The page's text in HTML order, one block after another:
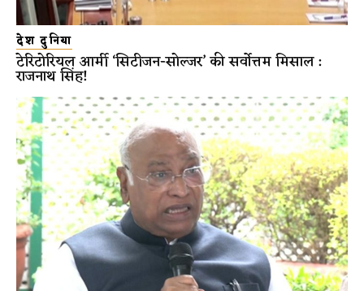
देश दुनिया
टेरिटोरियल आर्मी ‘सिटीजन-सोल्जर’ की सर्वोत्तम मिसाल :
राजनाथ सिंह!